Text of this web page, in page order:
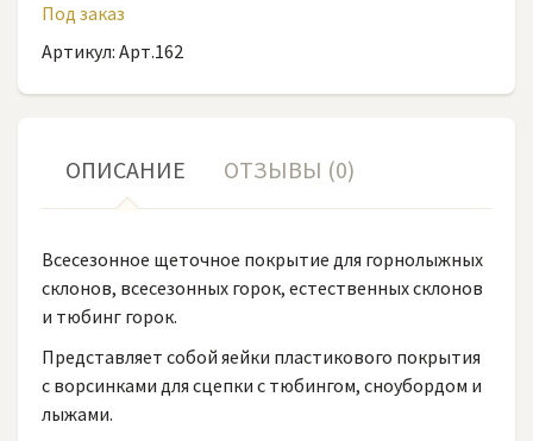
Под заказ
Артикул: Арт.162
ОПИСАНИЕ ОТЗЫВЫ (0)
Всесезонное щеточное покрытие для горнолыжных
склонов, всесезонных горок, естественных склонов
и тюбинг горок.
Представляет собой яейки пластикового покрытия
с ворсинками для сцепки с тюбингом, сноубордом и
лыжами.